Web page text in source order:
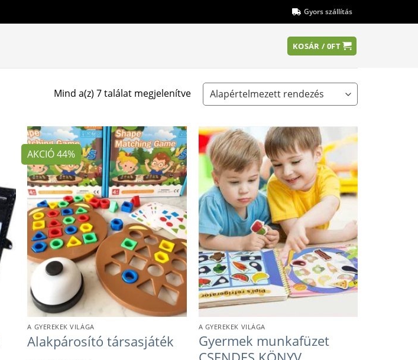
Gyors szállítás
KOSÁR /0FT
Mind a(z) 7 találat megjelenítve
AKCIÓ 44%
A GYEREKEK VILÁGA
Alakpárosító társasjáték
A GYEREKEK VILÁGA
Gyermek munkafüzet